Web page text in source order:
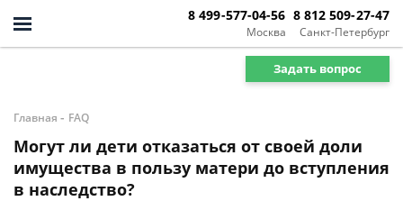
Москва
8 499-577-04-56
Санкт-Петербург
8 812 509-27-47
Задать вопрос
Главная - FAQ
Могут ли дети отказаться от своей доли
имущества в пользу матери до вступления
в наследство?